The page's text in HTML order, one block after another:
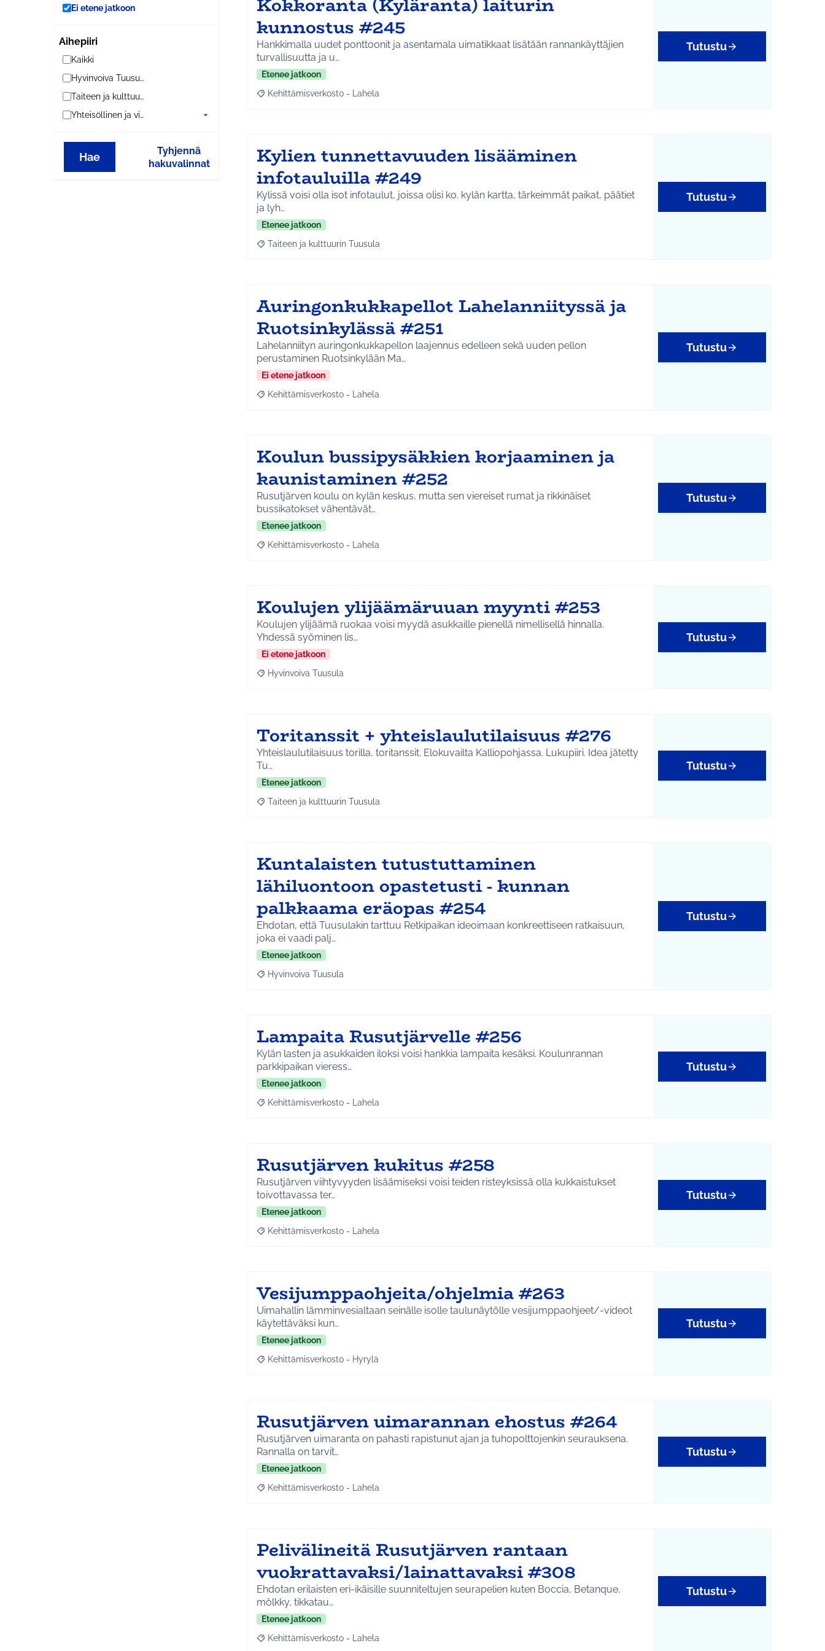
Ei etene jatkoon
Aihepiiri
Kaikki
Hyvinvoiva Tuusula
Taiteen ja kulttuurin Tuusula
Yhteisöllinen ja viihtyisä Tuusula
Hae
Tyhjennä
hakuvalinnat
kunnostus #245
Hankkimalla uudet ponttoonit ja asentamala uimatikkaat lisätään rannankäyttäjien
turvallisuutta ja u…
Etenee jatkoon
Rajaa tulokset aihepiirin mukaan: Kehittämisverkosto - Lahela
Kehittämisverkosto - Lahela
Tutustu
Kylien tunnettavuuden lisääminen
infotauluilla #249
Kylissä voisi olla isot infotaulut, joissa olisi ko. kylän kartta, tärkeimmät paikat, päätiet
ja lyh…
Etenee jatkoon
Rajaa tulokset aihepiirin mukaan: Taiteen ja kulttuurin Tuusula
Taiteen ja kulttuurin Tuusula
Tutustu
Auringonkukkapellot Lahelanniityssä ja
Ruotsinkylässä #251
Lahelanniityn auringonkukkapellon laajennus edelleen sekä uuden pellon
perustaminen Ruotsinkylään Ma…
Ei etene jatkoon
Rajaa tulokset aihepiirin mukaan: Kehittämisverkosto - Lahela
Kehittämisverkosto - Lahela
Tutustu
Koulun bussipysäkkien korjaaminen ja
kaunistaminen #252
Rusutjärven koulu on kylän keskus, mutta sen viereiset rumat ja rikkinäiset
bussikatokset vähentävät…
Etenee jatkoon
Rajaa tulokset aihepiirin mukaan: Kehittämisverkosto - Lahela
Kehittämisverkosto - Lahela
Tutustu
Koulujen ylijäämäruuan myynti #253
Koulujen ylijäämä ruokaa voisi myydä asukkaille pienellä nimellisellä hinnalla.
Yhdessä syöminen lis…
Ei etene jatkoon
Rajaa tulokset aihepiirin mukaan: Hyvinvoiva Tuusula
Hyvinvoiva Tuusula
Tutustu
Toritanssit + yhteislaulutilaisuus #276
Yhteislaulutilaisuus torilla, toritanssit. Elokuvailta Kalliopohjassa. Lukupiiri. Idea jätetty
Tu…
Etenee jatkoon
Rajaa tulokset aihepiirin mukaan: Taiteen ja kulttuurin Tuusula
Taiteen ja kulttuurin Tuusula
Tutustu
Kuntalaisten tutustuttaminen
lähiluontoon opastetusti - kunnan
palkkaama eräopas #254
Ehdotan, että Tuusulakin tarttuu Retkipaikan ideoimaan konkreettiseen ratkaisuun,
joka ei vaadi palj…
Etenee jatkoon
Rajaa tulokset aihepiirin mukaan: Hyvinvoiva Tuusula
Hyvinvoiva Tuusula
Tutustu
Lampaita Rusutjärvelle #256
Kylän lasten ja asukkaiden iloksi voisi hankkia lampaita kesäksi. Koulunrannan
parkkipaikan vieress…
Etenee jatkoon
Rajaa tulokset aihepiirin mukaan: Kehittämisverkosto - Lahela
Kehittämisverkosto - Lahela
Tutustu
Rusutjärven kukitus #258
Rusutjärven viihtyvyyden lisäämiseksi voisi teiden risteyksissä olla kukkaistukset
toivottavassa ter…
Etenee jatkoon
Rajaa tulokset aihepiirin mukaan: Kehittämisverkosto - Lahela
Kehittämisverkosto - Lahela
Tutustu
Vesijumppaohjeita/ohjelmia #263
Uimahallin lämminvesialtaan seinälle isolle taulunäytölle vesijumppaohjeet/-videot
käytettäväksi kun…
Etenee jatkoon
Rajaa tulokset aihepiirin mukaan: Kehittämisverkosto - Hyrylä
Kehittämisverkosto - Hyrylä
Tutustu
Rusutjärven uimarannan ehostus #264
Rusutjärven uimaranta on pahasti rapistunut ajan ja tuhopolttojenkin seurauksena.
Rannalla on tarvit…
Etenee jatkoon
Rajaa tulokset aihepiirin mukaan: Kehittämisverkosto - Lahela
Kehittämisverkosto - Lahela
Tutustu
Pelivälineitä Rusutjärven rantaan
vuokrattavaksi/lainattavaksi #308
Ehdotan erilaisten eri-ikäisille suunniteltujen seurapelien kuten Boccia, Betanque,
mölkky, tikkatau…
Etenee jatkoon
Rajaa tulokset aihepiirin mukaan: Kehittämisverkosto - Lahela
Kehittämisverkosto - Lahela
Tutustu